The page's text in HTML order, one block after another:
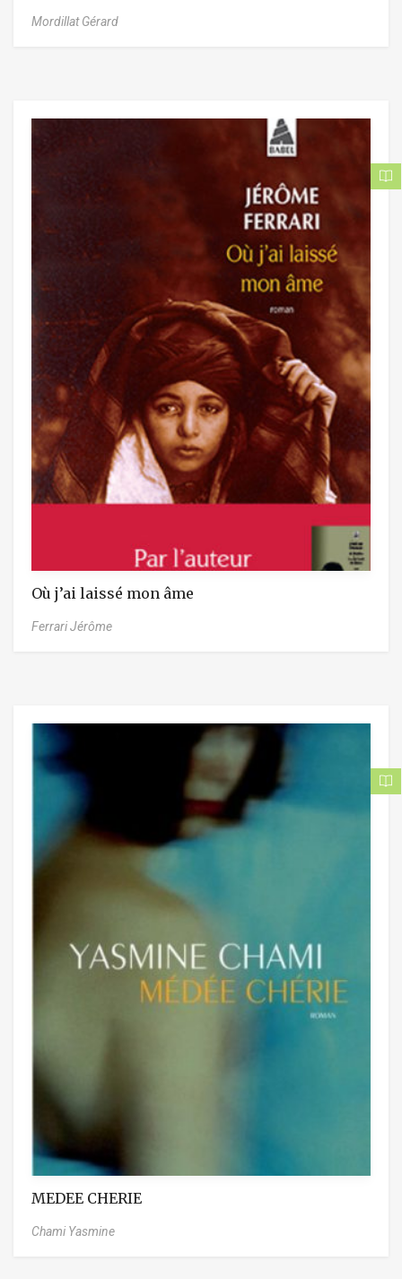
Mordillat Gérard
Où j’ai laissé mon âme
Ferrari Jérôme
MEDEE CHERIE
Chami Yasmine